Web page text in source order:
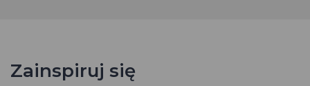
Zainspiruj się